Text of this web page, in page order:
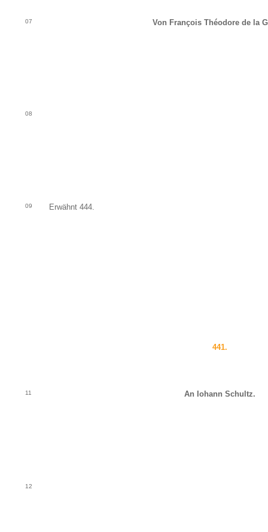
07 Von François Théodore de la
08
09 Erwähnt 444.
441.
11 An Iohann Schultz.
12